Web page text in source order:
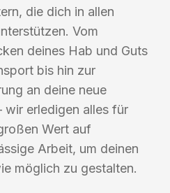
die dich in allen
Vom
deines Hab und Guts
bis hin zur
an deine neue
wir erledigen alles für
Wert auf
Arbeit, um deinen
möglich zu gestalten.